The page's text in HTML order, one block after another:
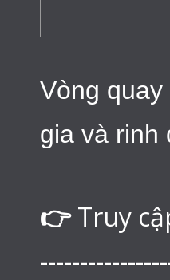
Vòng
gia và rinh
👉 Truy